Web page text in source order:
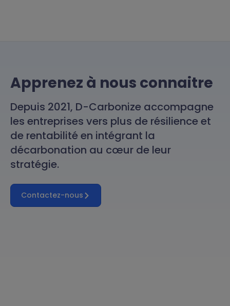
Apprenez à nous connaitre
Depuis 2021, D-Carbonize accompagne
les entreprises vers plus de résilience et
de rentabilité en intégrant la
décarbonation au cœur de leur
stratégie.
Contactez-nous